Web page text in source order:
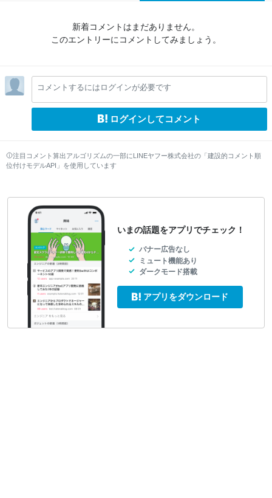
新着コメントはまだありません。
このエントリーにコメントしてみましょう。
コメントするにはログインが必要です
ログインしてコメント
注目コメント算出アルゴリズムの一部にLINEヤフー株式会社の「建設的コメント順
位付けモデルAPI」を使用しています
いまの話題をアプリでチェック！
バナー広告なし
ミュート機能あり
ダークモード搭載
アプリをダウンロード